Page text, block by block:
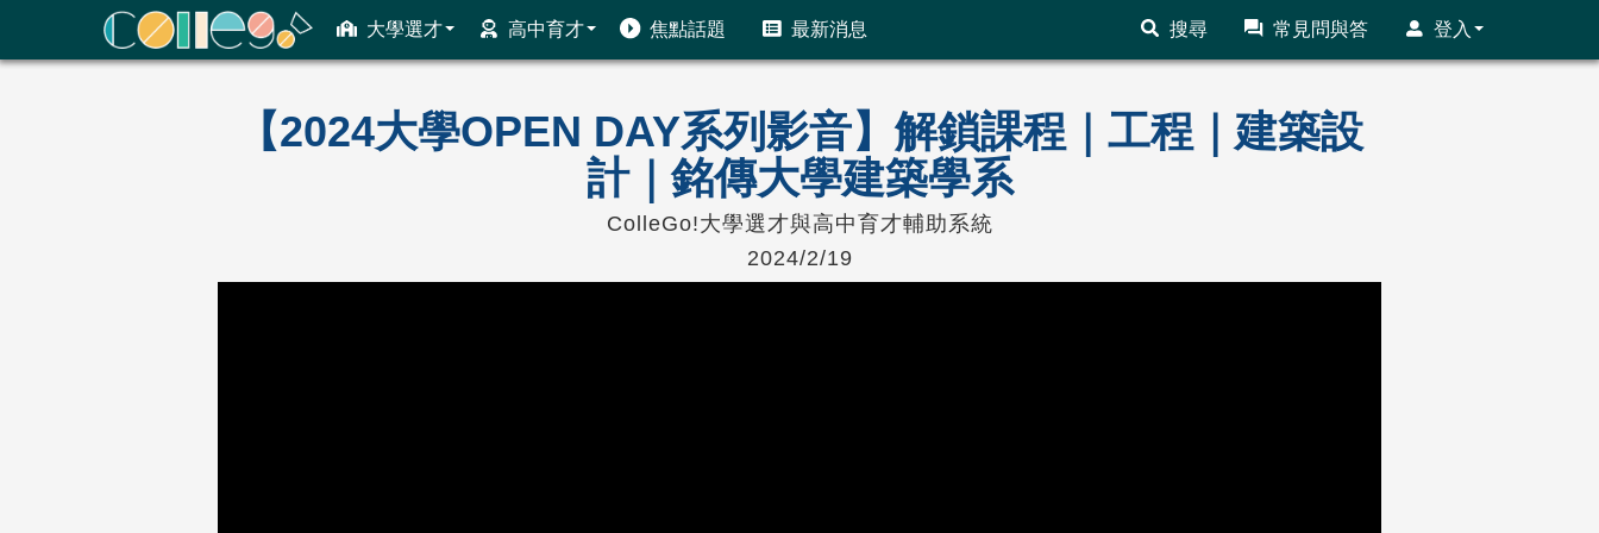
大學選才 高中育才 焦點話題 最新消息 搜尋 常見問與答 登入
ColleGo! 大學選才與高中育才輔助系統
【2024大學OPEN DAY系列影音】解鎖課程｜工程｜建築設
計｜銘傳大學建築學系
ColleGo!大學選才與高中育才輔助系統
2024/2/19